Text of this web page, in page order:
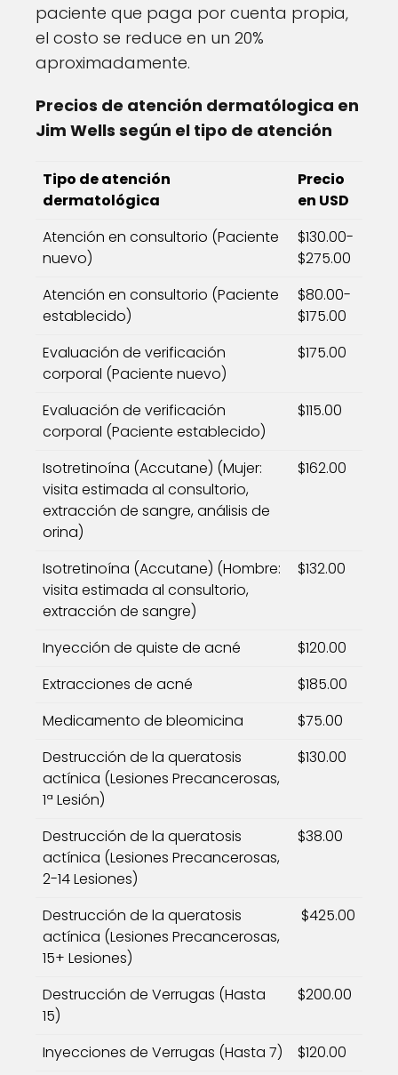
paciente que paga por cuenta propia,
el costo se reduce en un 20%
aproximadamente.
Precios de atención dermatólogica en
Jim Wells según el tipo de atención
Tipo de atención
dermatológica
Precio
en USD
Atención en consultorio (Paciente
nuevo)
$130.00-
$275.00
Atención en consultorio (Paciente
establecido)
$80.00-
$175.00
Evaluación de verificación
corporal (Paciente nuevo)
$175.00
Evaluación de verificación
corporal (Paciente establecido)
$115.00
Isotretinoína (Accutane) (Mujer:
visita estimada al consultorio,
extracción de sangre, análisis de
orina)
$162.00
Isotretinoína (Accutane) (Hombre:
visita estimada al consultorio,
extracción de sangre)
$132.00
Inyección de quiste de acné
$120.00
Extracciones de acné
$185.00
Medicamento de bleomicina
$75.00
Destrucción de la queratosis
actínica (Lesiones Precancerosas,
1ª Lesión)
$130.00
Destrucción de la queratosis
actínica (Lesiones Precancerosas,
2-14 Lesiones)
$38.00
Destrucción de la queratosis
actínica (Lesiones Precancerosas,
15+ Lesiones)
$425.00
Destrucción de Verrugas (Hasta
15)
$200.00
Inyecciones de Verrugas (Hasta 7)
$120.00